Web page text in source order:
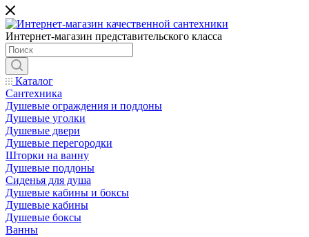
Интернет-магазин представительского класса
Каталог
Сантехника
Душевые ограждения и поддоны
Душевые уголки
Душевые двери
Душевые перегородки
Шторки на ванну
Душевые поддоны
Сиденья для душа
Душевые кабины и боксы
Душевые кабины
Душевые боксы
Ванны